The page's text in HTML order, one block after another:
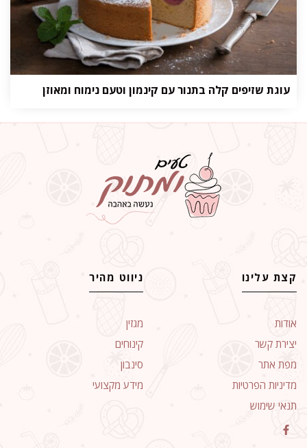
עוגת שזיפים קלה בתנור עם קינמון וטעם נימוח ומאוזן
קצת עלינו
אודות
יצירת קשר
מפת אתר
מדיניות הפרטיות
תנאי שימוש
ניווט מהיר
מגזין
קינוחים
סינבון
מידע מקצועי